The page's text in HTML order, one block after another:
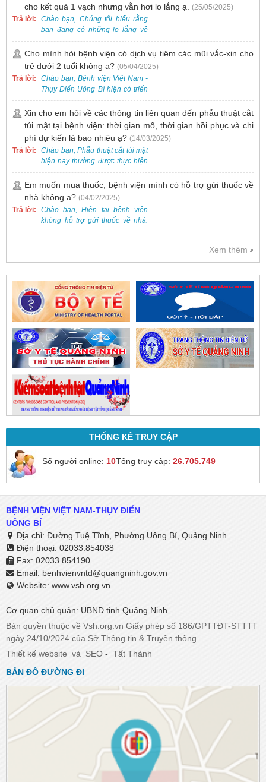
cho kết quả 1 vạch nhưng vẫn hơi lo lắng ạ. (25/05/2025)
Trả lời:
Chào bạn, Chúng tôi hiểu rằng
bạn đang có những lo lắng về
nguy cơ nhiễm HPV. Tại Bệnh
viện Việt Nam - Thụy Điển Uông
Bí, chúng tôi cung cấp các dịch
vụ thăm khám và xét nghiệm
chuyên sâu để phát hiện sớm
HPV và tầm soát ung thư cổ tử
Cho mình hỏi bệnh viện có dịch vụ tiêm các mũi vắc-xin cho
trẻ dưới 2 tuổi không ạ? (05/04/2025)
Trả lời:
Chào bạn, Bệnh viện Việt Nam -
Thụy Điển Uông Bí hiện có triển
khai dịch vụ tiêm vắc-xin cho trẻ
dưới 2 tuổi.
Xin cho em hỏi về các thông tin liên quan đến phẫu thuật cắt
túi mật tại bệnh viện: thời gian mổ, thời gian hồi phục và chi
phí dự kiến là bao nhiêu ạ? (14/03/2025)
Trả lời:
Chào bạn, Phẫu thuật cắt túi mật
hiện nay thường được thực hiện
bằng phương pháp nội soi, đây
là một kỹ thuật ít xâm lấn, an toàn
và phổ biến.
Em muốn mua thuốc, bệnh viện mình có hỗ trợ gửi thuốc về
nhà không ạ? (04/02/2025)
Trả lời:
Chào bạn, Hiện tại bệnh viện
không hỗ trợ gửi thuốc về nhà.
Việc cấp phát thuốc tại bệnh viện
trực tiếp.
Xem thêm
THỐNG KÊ TRUY CẬP
Số người online: 10Tổng truy cập: 26.705.749
BỆNH VIỆN VIỆT NAM-THỤY ĐIỂN
UÔNG BÍ
Địa chỉ: Đường Tuệ Tĩnh, Phường Uông Bí, Quảng Ninh
Điện thoại: 02033.854038
Fax: 02033.854190
Email: benhvienvntd@quangninh.gov.vn​​​​​​​
Website: www.vsh.org.vn
Cơ quan chủ quản: UBND tỉnh Quảng Ninh
Bản quyền thuộc về Vsh.org.vn Giấy phép số 186/GPTTĐT-STTTT
ngày 24/10/2024 của Sở Thông tin & Truyền thông
Thiết kế website và SEO - Tất Thành
BẢN ĐỒ ĐƯỜNG ĐI